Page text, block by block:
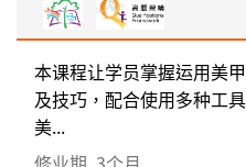
本课程让学员掌握运用美
及技巧，配合使用多种工
美...